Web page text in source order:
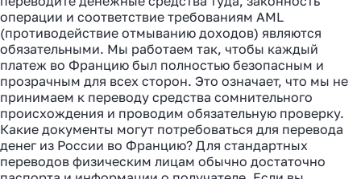
операции и соответствие требованиям AML
(противодействие отмыванию доходов) являются
обязательными. Мы работаем так, чтобы каждый
платеж во Францию был полностью безопасным и
прозрачным для всех сторон. Это означает, что мы не
принимаем к переводу средства сомнительного
происхождения и проводим обязательную проверку.
Какие документы могут потребоваться для перевода
денег из России во Францию? Для стандартных
переводов физическим лицам обычно достаточно